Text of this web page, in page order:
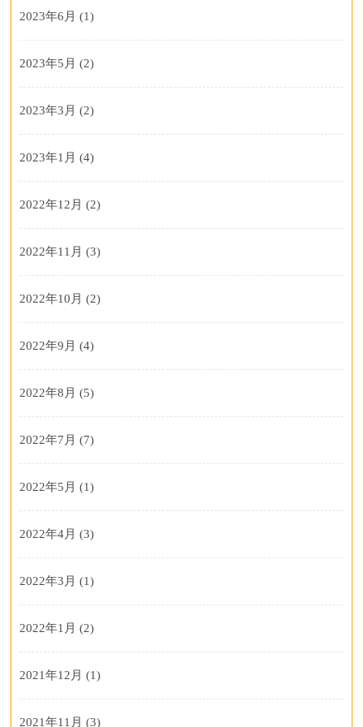
2023年6月 (1)
2023年5月 (2)
2023年3月 (2)
2023年1月 (4)
2022年12月 (2)
2022年11月 (3)
2022年10月 (2)
2022年9月 (4)
2022年8月 (5)
2022年7月 (7)
2022年5月 (1)
2022年4月 (3)
2022年3月 (1)
2022年1月 (2)
2021年12月 (1)
2021年11月 (3)